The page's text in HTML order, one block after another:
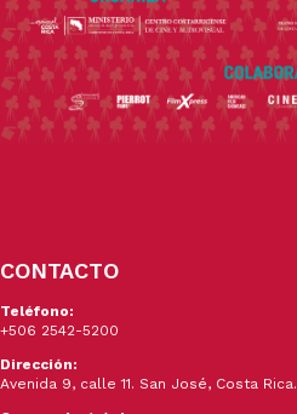
CONTACTO
Teléfono:
+506 2542-5200
Dirección:
Avenida 9, calle 11. San José, Costa Rica.